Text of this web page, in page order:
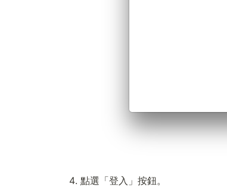
點選「登入」按鈕。